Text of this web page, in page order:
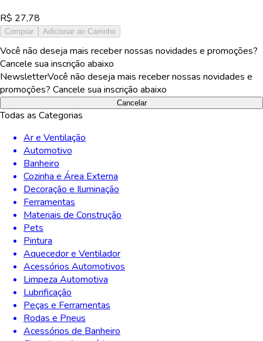
R$ 27,78
Comprar Adicionar ao Carrinho
Você não deseja mais receber nossas novidades e promoções?
Cancele sua inscrição abaixo
NewsletterVocê não deseja mais receber nossas novidades e
promoções? Cancele sua inscrição abaixo
Cancelar
Todas as Categorias
Ar e Ventilação
Automotivo
Banheiro
Cozinha e Área Externa
Decoração e Iluminação
Ferramentas
Materiais de Construção
Pets
Pintura
Aquecedor e Ventilador
Acessórios Automotivos
Limpeza Automotiva
Lubrificação
Peças e Ferramentas
Rodas e Pneus
Acessórios de Banheiro